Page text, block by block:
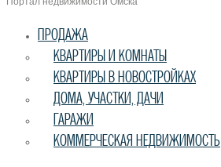
ПРОДАЖА
КВАРТИРЫ И КОМНАТЫ
КВАРТИРЫ В НОВОСТРОЙКАХ
ДОМА, УЧАСТКИ, ДАЧИ
ГАРАЖИ
КОММЕРЧЕСКАЯ НЕДВИЖИМОСТЬ